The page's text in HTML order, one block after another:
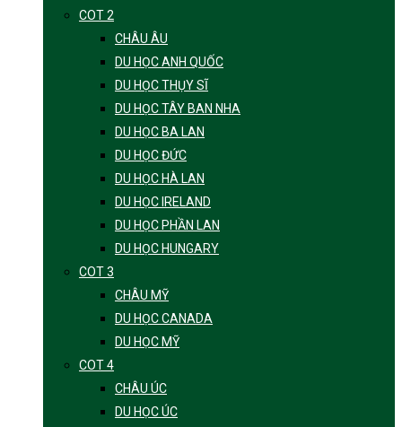
COT 2
CHÂU ÂU
DU HỌC ANH QUỐC
DU HỌC THỤY SĨ
DU HỌC TÂY BAN NHA
DU HỌC BA LAN
DU HỌC ĐỨC
DU HỌC HÀ LAN
DU HỌC IRELAND
DU HỌC PHẦN LAN
DU HỌC HUNGARY
COT 3
CHÂU MỸ
DU HỌC CANADA
DU HỌC MỸ
COT 4
CHÂU ÚC
DU HỌC ÚC